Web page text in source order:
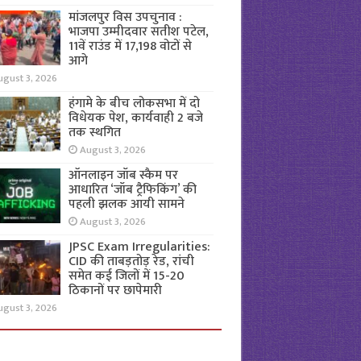
मांजलपुर विस उपचुनाव :
भाजपा उम्मीदवार सतीश पटेल,
11वें राउंड में 17,198 वोटों से
आगे
3, 2026
हंगामे के बीच लोकसभा में दो
विधेयक पेश, कार्यवाही 2 बजे
तक स्थगित
August 3, 2026
ऑनलाइन जॉब स्कैम पर
आधारित ‘जॉब ट्रैफिकिंग’ की
पहली झलक आयी सामने
August 3, 2026
JPSC Exam Irregularities:
CID की ताबड़तोड़ रेड, रांची
समेत कई जिलों में 15-20
ठिकानों पर छापेमारी
3, 2026